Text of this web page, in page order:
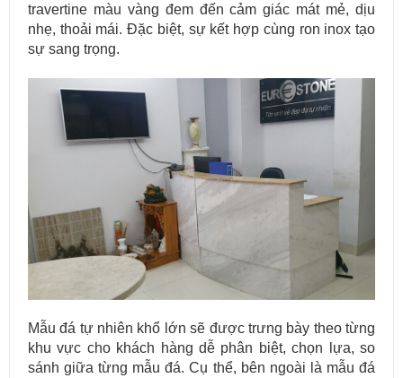
travertine màu vàng đem đến cảm giác mát mẻ, dịu
nhẹ, thoải mái. Đặc biệt, sự kết hợp cùng ron inox tạo
sự sang trọng.
Mẫu đá tự nhiên khổ lớn sẽ được trưng bày theo từng
khu vực cho khách hàng dễ phân biệt, chọn lựa, so
sánh giữa từng mẫu đá. Cụ thể, bên ngoài là mẫu đá